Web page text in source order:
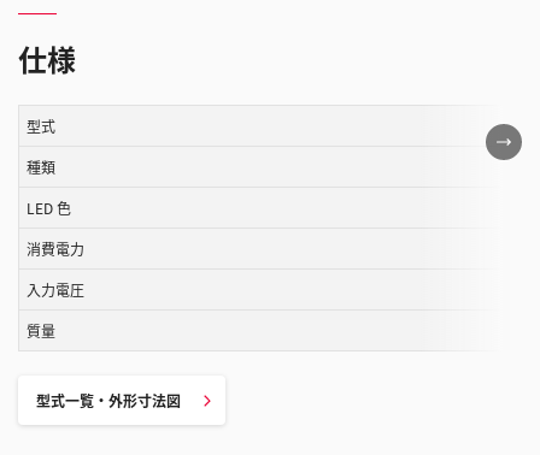
仕様
こ
の
型式
種類
LED 色
消費電力
入力電圧
質量
型式一覧・外形寸法図